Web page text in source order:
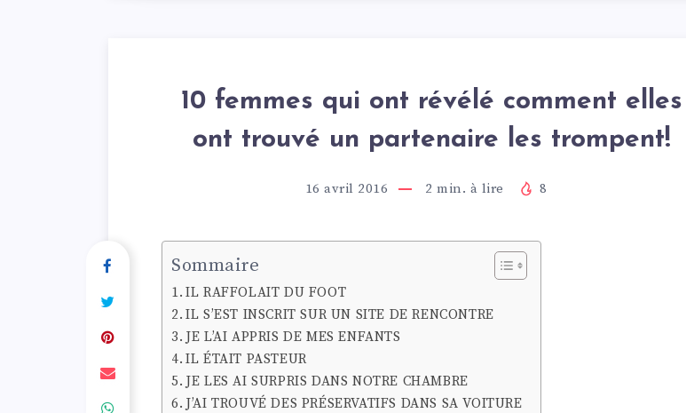
10 femmes qui ont révélé comment elles
ont trouvé un partenaire les trompent!
16 avril 2016 2 min. à lire 8
Sommaire
IL RAFFOLAIT DU FOOT
IL S’EST INSCRIT SUR UN SITE DE RENCONTRE
JE L’AI APPRIS DE MES ENFANTS
IL ÉTAIT PASTEUR
JE LES AI SURPRIS DANS NOTRE CHAMBRE
J’AI TROUVÉ DES PRÉSERVATIFS DANS SA VOITURE